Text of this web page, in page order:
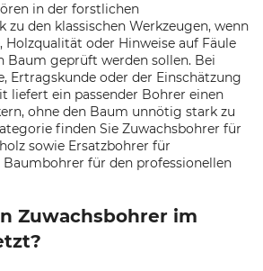
in der forstlichen
zu den klassischen Werkzeugen, wenn
Holzqualität oder Hinweise auf Fäule
Baum geprüft werden sollen. Bei
Ertragskunde oder der Einschätzung
liefert ein passender Bohrer einen
ohne den Baum unnötig stark zu
finden Sie Zuwachsbohrer für
sowie Ersatzbohrer für
für den professionellen
Zuwachsbohrer im